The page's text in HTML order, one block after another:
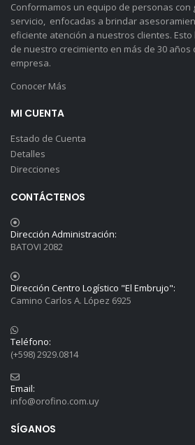
Conformamos un equipo de personas con
servicio, enfocadas a brindar
eficiente atención a nuestros clientes.
de nuestro crecimiento en más de 30 años
empresa.
Conocer Más
MI CUENTA
Estado de Cuenta
Detalles
Direcciones
CONTÁCTENOS
Dirección Administración:
BATOVI 2082
Dirección Centro Logístico "El Embrujo":
Camino Carlos A. López 6925
Teléfono:
(+598) 2929.0814
Email:
info@orofino.com.uy
SÍGANOS